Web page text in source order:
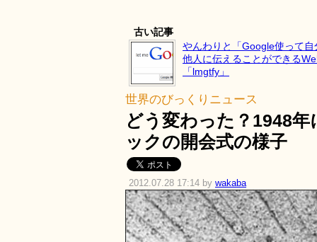
古い記事
やんわりと「Google使って
他人に伝えることができる
「lmgtfy」
世界のびっくりニュース
どう変わった？1948
ックの開会式の様子
2012.07.28 17:14 by wakaba